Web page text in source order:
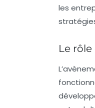
les
Le